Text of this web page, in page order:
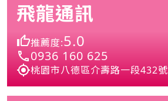
飛龍通訊
推薦度:5.0
0936 160 625
桃園市八德區介壽路一段432號